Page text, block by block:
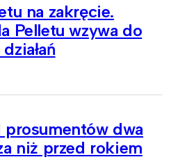
na zakręcie.
Pelletu wzywa do
prosumentów dwa
niż przed rokiem